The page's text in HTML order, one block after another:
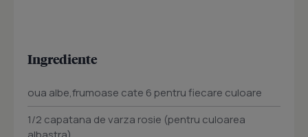
Ingrediente
oua albe,frumoase cate 6 pentru fiecare culoare
1/2 capatana de varza rosie (pentru culoarea